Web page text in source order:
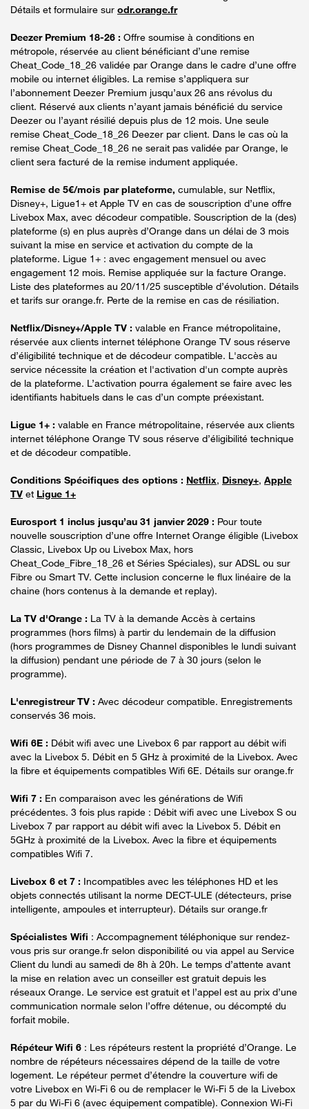
Détails et formulaire sur odr.orange.fr
Deezer Premium 18-26 : Offre soumise à conditions en
métropole, réservée au client bénéficiant d’une remise
Cheat_Code_18_26 validée par Orange dans le cadre d’une offre
mobile ou internet éligibles. La remise s’appliquera sur
l’abonnement Deezer Premium jusqu’aux 26 ans révolus du
client. Réservé aux clients n’ayant jamais bénéficié du service
Deezer ou l’ayant résilié depuis plus de 12 mois. Une seule
remise Cheat_Code_18_26 Deezer par client. Dans le cas où la
remise Cheat_Code_18_26 ne serait pas validée par Orange, le
client sera facturé de la remise indument appliquée.
Remise de 5€/mois par plateforme, cumulable, sur Netflix,
Disney+, Ligue1+ et Apple TV en cas de souscription d’une offre
Livebox Max, avec décodeur compatible. Souscription de la (des)
plateforme (s) en plus auprès d’Orange dans un délai de 3 mois
suivant la mise en service et activation du compte de la
plateforme. Ligue 1+ : avec engagement mensuel ou avec
engagement 12 mois. Remise appliquée sur la facture Orange.
Liste des plateformes au 20/11/25 susceptible d’évolution. Détails
et tarifs sur orange.fr. Perte de la remise en cas de résiliation.
Netflix/Disney+/Apple TV : valable en France métropolitaine,
réservée aux clients internet téléphone Orange TV sous réserve
d’éligibilité technique et de décodeur compatible. L'accès au
service nécessite la création et l'activation d'un compte auprès
de la plateforme. L’activation pourra également se faire avec les
identifiants habituels dans le cas d’un compte préexistant.
Ligue 1+ : valable en France métropolitaine, réservée aux clients
internet téléphone Orange TV sous réserve d’éligibilité technique
et de décodeur compatible.
Conditions Spécifiques des options : Netflix, Disney+, Apple
TV et Ligue 1+
Eurosport 1 inclus jusqu’au 31 janvier 2029 : Pour toute
nouvelle souscription d’une offre Internet Orange éligible (Livebox
Classic, Livebox Up ou Livebox Max, hors
Cheat_Code_Fibre_18_26 et Séries Spéciales), sur ADSL ou sur
Fibre ou Smart TV. Cette inclusion concerne le flux linéaire de la
chaine (hors contenus à la demande et replay).
La TV d'Orange : La TV à la demande Accès à certains
programmes (hors films) à partir du lendemain de la diffusion
(hors programmes de Disney Channel disponibles le lundi suivant
la diffusion) pendant une période de 7 à 30 jours (selon le
programme).
L'enregistreur TV : Avec décodeur compatible. Enregistrements
conservés 36 mois.
Wifi 6E : Débit wifi avec une Livebox 6 par rapport au débit wifi
avec la Livebox 5. Débit en 5 GHz à proximité de la Livebox. Avec
la fibre et équipements compatibles Wifi 6E. Détails sur orange.fr
Wifi 7 : En comparaison avec les générations de Wifi
précédentes. 3 fois plus rapide : Débit wifi avec une Livebox S ou
Livebox 7 par rapport au débit wifi avec la Livebox 5. Débit en
5GHz à proximité de la Livebox. Avec la fibre et équipements
compatibles Wifi 7.
Livebox 6 et 7 : Incompatibles avec les téléphones HD et les
objets connectés utilisant la norme DECT-ULE (détecteurs, prise
intelligente, ampoules et interrupteur). Détails sur orange.fr
Spécialistes Wifi : Accompagnement téléphonique sur rendez-
vous pris sur orange.fr selon disponibilité ou via appel au Service
Client du lundi au samedi de 8h à 20h. Le temps d’attente avant
la mise en relation avec un conseiller est gratuit depuis les
réseaux Orange. Le service est gratuit et l’appel est au prix d’une
communication normale selon l’offre détenue, ou décompté du
forfait mobile.
Répéteur Wifi 6 : Les répéteurs restent la propriété d’Orange. Le
nombre de répéteurs nécessaires dépend de la taille de votre
logement. Le répéteur permet d’étendre la couverture wifi de
votre Livebox en Wi-Fi 6 ou de remplacer le Wi-Fi 5 de la Livebox
5 par du Wi-Fi 6 (avec équipement compatible). Connexion Wi-Fi